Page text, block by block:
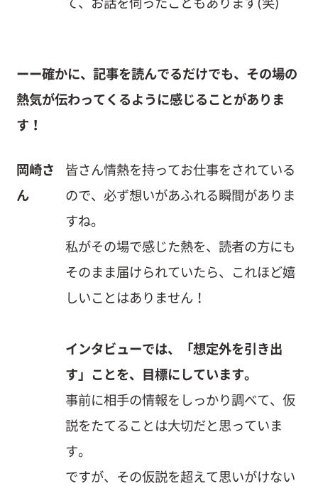
ーー確かに、記事を読んでるだけでも、その場の
熱気が伝わってくるように感じることがありま
す！
岡崎さ
ん
皆さん情熱を持ってお仕事をされている
ので、必ず想いがあふれる瞬間がありま
すね。
私がその場で感じた熱を、読者の方にも
そのまま届けられていたら、これほど嬉
しいことはありません！
インタビューでは、「想定外を引き出
す」ことを、目標にしています。
事前に相手の情報をしっかり調べて、仮
説をたてることは大切だと思っていま
す。
ですが、その仮説を超えて思いがけない